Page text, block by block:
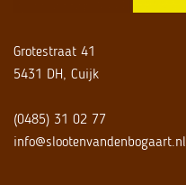
Grotestraat 41
5431 DH, Cuijk
(0485) 31 02 77
info@slootenvandenbogaart.nl